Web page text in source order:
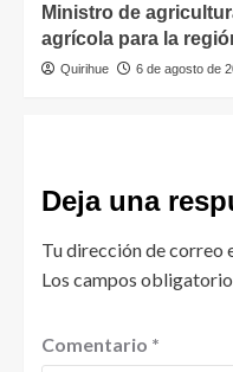
Ministro de
agrícola para la
Quirihue 6 de agosto de
Deja una
Tu dirección de correo
Los campos
Comentario *